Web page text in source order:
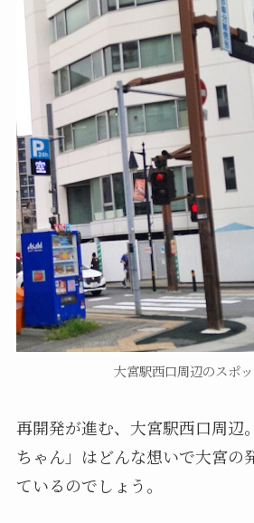
大宮駅西口周辺のスポ
再開発が進む、大宮駅西口周辺
ちゃん」はどんな想いで大宮の
ているのでしょう。